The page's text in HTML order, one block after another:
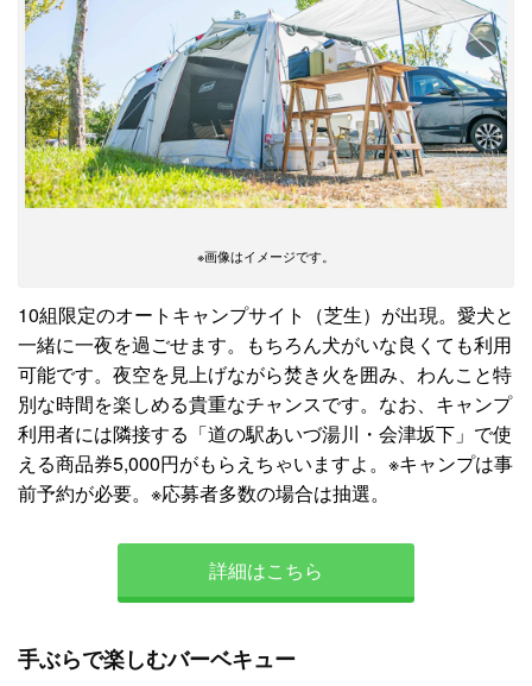
※画像はイメージです。
10組限定のオートキャンプサイト（芝生）が出現。愛犬と
一緒に一夜を過ごせます。もちろん犬がいな良くても利用
可能です。夜空を見上げながら焚き火を囲み、わんこと特
別な時間を楽しめる貴重なチャンスです。なお、キャンプ
利用者には隣接する「道の駅あいづ湯川・会津坂下」で使
える商品券5,000円がもらえちゃいますよ。※キャンプは事
前予約が必要。※応募者多数の場合は抽選。
詳細はこちら
手ぶらで楽しむバーベキュー